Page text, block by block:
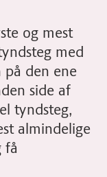
og mest
med
på den ene
side af
tyndsteg,
almindelige
få